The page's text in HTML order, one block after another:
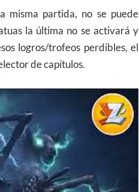
misma partida, no se puede
la última no se activará y
logros/trofeos perdibles, el
de capítulos.